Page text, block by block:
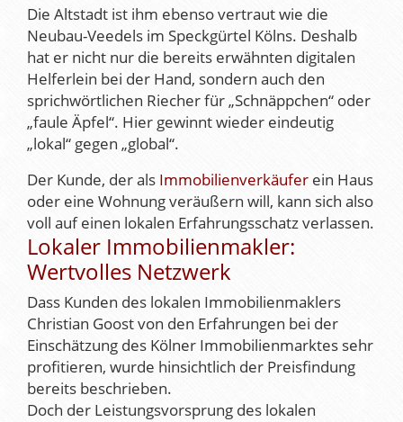
Die Altstadt ist ihm ebenso vertraut wie die
Neubau-Veedels im Speckgürtel Kölns. Deshalb
hat er nicht nur die bereits erwähnten digitalen
Helferlein bei der Hand, sondern auch den
sprichwörtlichen Riecher für „Schnäppchen“ oder
„faule Äpfel“. Hier gewinnt wieder eindeutig
„lokal“ gegen „global“.
Der Kunde, der als Immobilienverkäufer ein Haus
oder eine Wohnung veräußern will, kann sich also
voll auf einen lokalen Erfahrungsschatz verlassen.
Lokaler Immobilienmakler:
Wertvolles Netzwerk
Dass Kunden des lokalen Immobilienmaklers
Christian Goost von den Erfahrungen bei der
Einschätzung des Kölner Immobilienmarktes sehr
profitieren, wurde hinsichtlich der Preisfindung
bereits beschrieben.
Doch der Leistungsvorsprung des lokalen